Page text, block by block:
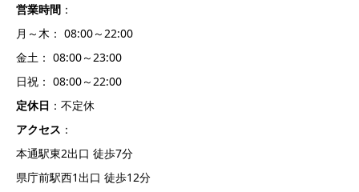
営業時間 ：
月～木： 08:00～22:00
金土： 08:00～23:00
日祝： 08:00～22:00
定休日 ：不定休
アクセス ：
本通駅東2出口 徒歩7分
県庁前駅西1出口 徒歩12分